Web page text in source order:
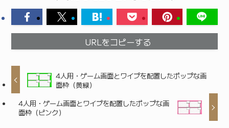
URLをコピーする
4人用・ゲーム画面とワイプを配置したポップな画
面枠（黄緑）
4人用・ゲーム画面とワイプを配置したポップな画
面枠（ピンク）